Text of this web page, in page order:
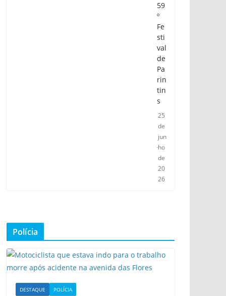
59
º
Fe
sti
val
de
Pa
rin
tin
s
25
de
jun
ho
de
20
26
Polícia
DESTAQUE POLÍCIA